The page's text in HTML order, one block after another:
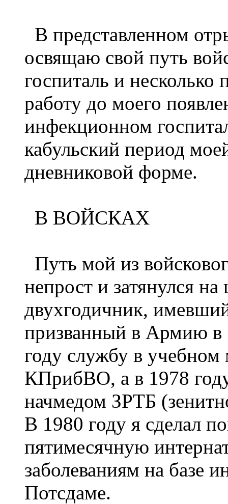
В представленном
освящаю свой путь
госпиталь и
работу до моего
инфекционном
кабульский период
дневниковой форме.
В ВОЙСКАХ
Путь мой из
непрост и затянулся
двухгодичник,
призванный в Армию в
году службу в учебном
КПрибВО, а в 1978
начмедом ЗРТБ
В 1980 году я сделал
пятимесячную
заболеваниям на базе
Потсдаме.